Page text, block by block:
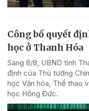
Công bố quyết
học ở Thanh Hóa
Sáng 8/8, UBND tỉnh
định của Thủ tướng
học Văn hóa, Thể thao
học Hồng Đức.